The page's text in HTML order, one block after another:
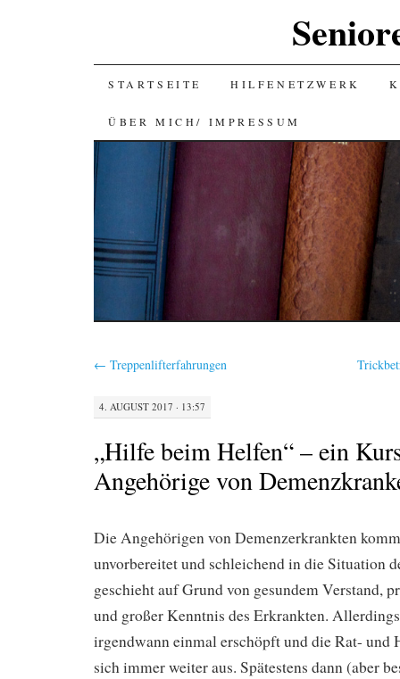
SKIP
TO
CONTENT
STARTSEITE HILFENETZWERK
ÜBER MICH/ IMPRESSUM
← Treppenlifterfahrungen
4. AUGUST 2017 · 13:57
„Hilfe beim Helfen“ – ein
Angehörige von
Die Angehörigen von Demenzerkrankten
unvorbereitet und schleichend in die Situation
geschieht auf Grund von gesundem Verstand,
und großer Kenntnis des Erkrankten.
irgendwann einmal erschöpft und die Rat-
sich immer weiter aus. Spätestens dann (aber